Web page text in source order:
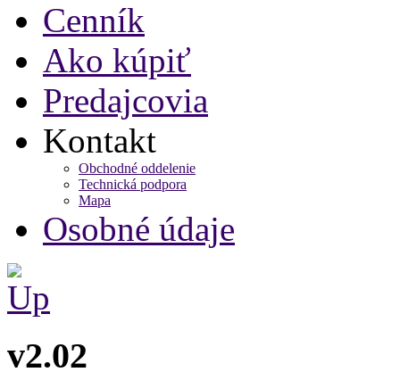
Cenník
Ako kúpiť
Predajcovia
Kontakt
Obchodné oddelenie
Technická podpora
Mapa
Osobné údaje
v2.02